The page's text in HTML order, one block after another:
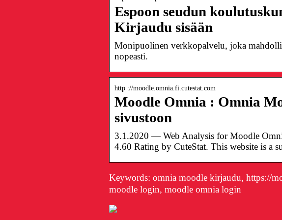
Espoon seudun
Kirjaudu sisään
Monipuolinen verkkopalvelu, joka
nopeasti.
http ://moodle.omnia.fi.cutestat.com
Moodle Omnia : Omnia
sivustoon
3.1.2020 — Web Analysis for Moodle
4.60 Rating by CuteStat. This website is a
Keywords: omnia moodle kirjaudu, https://
moodle login, moodle omnia login